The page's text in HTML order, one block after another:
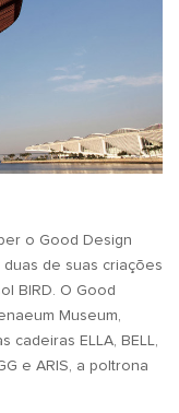
o Good Design
de suas criações
BIRD. O Good
Museum,
ELLA, BELL,
e ARIS, a poltrona